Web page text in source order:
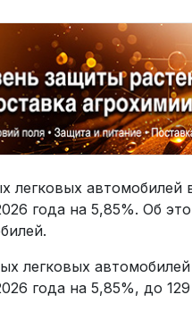
легковых автомобилей
года на 5,85%. Об
легковых
года на 5,85%, до